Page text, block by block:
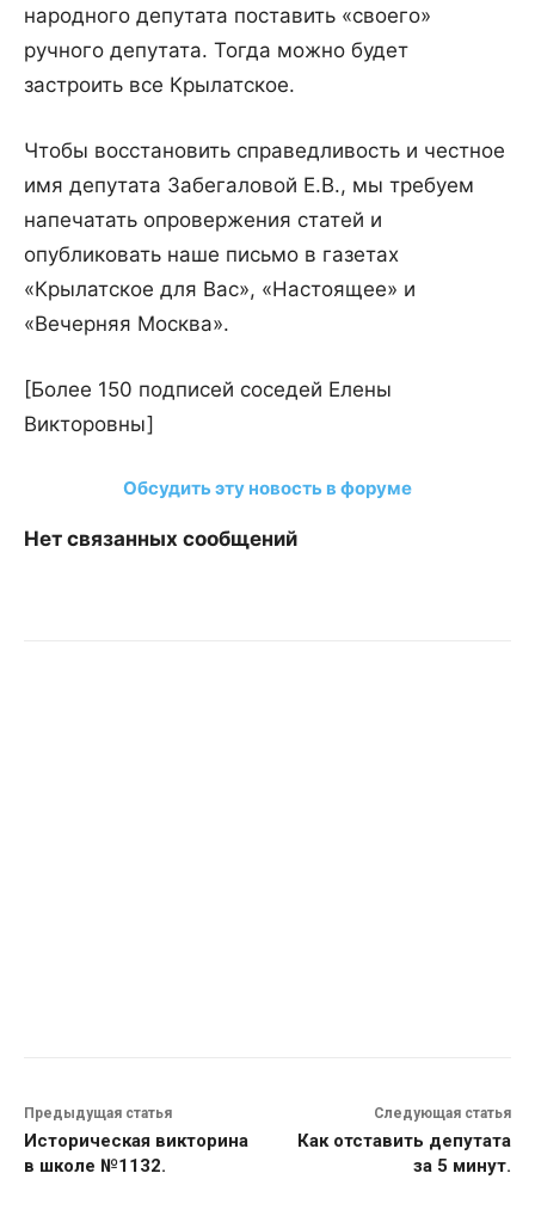
народного депутата поставить «своего»
ручного депутата. Тогда можно будет
застроить все Крылатское.
Чтобы восстановить справедливость и честное
имя депутата Забегаловой Е.В., мы требуем
напечатать опровержения статей и
опубликовать наше письмо в газетах
«Крылатское для Вас», «Настоящее» и
«Вечерняя Москва».
[Более 150 подписей соседей Елены
Викторовны]
Обсудить эту новость в форуме
Нет связанных сообщений
Предыдущая статья
Историческая викторина
в школе №1132.
Следующая статья
Как отставить депутата
за 5 минут.